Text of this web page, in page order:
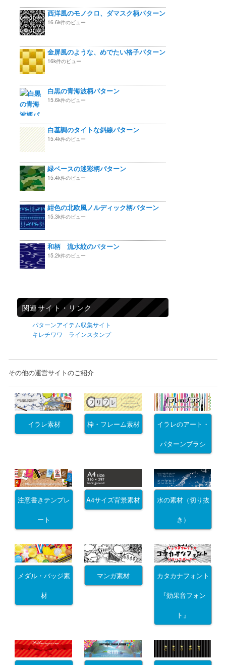
西洋風のモノクロ、ダマスク柄パターン
16.6k件のビュー
金屏風のような、めでたい格子パターン
16k件のビュー
白黒の青海波柄パターン
15.6k件のビュー
白基調のタイトな斜線パターン
15.4k件のビュー
緑ベースの迷彩柄パターン
15.4k件のビュー
紺色の北欧風ノルディック柄パターン
15.3k件のビュー
和柄 流水紋のパターン
15.2k件のビュー
関連サイト・リンク
パターンアイテム収集サイト
キレチワワ ラインスタンプ
その他の運営サイトのご紹介
イラレ素材 枠・フレーム素材 イラレのアート・
パターンブラシ
注意書きテンプレ
ート
A4サイズ背景素材 水の素材（切り抜
き）
メダル・バッジ素
材
マンガ素材 カタカナフォント
『効果音フォン
ト』